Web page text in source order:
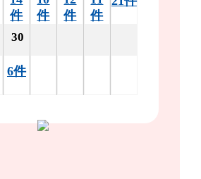
件
件
件
件
30
6件